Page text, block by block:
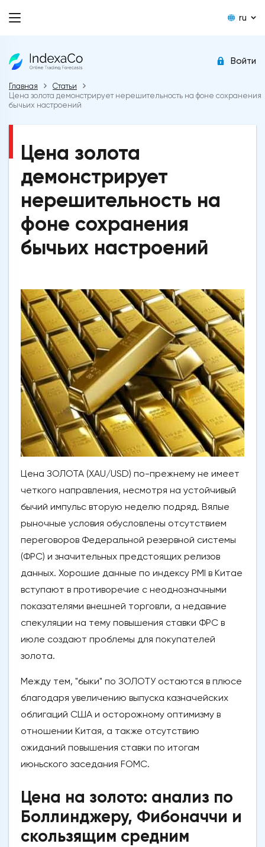
ru
Войти
Главная
Статьи
Цена золота демонстрирует нерешительность на фоне сохранения
бычьих настроений
Цена золота
демонстрирует
нерешительность на
фоне сохранения
бычьих настроений
Цена ЗОЛОТА (XAU/USD) по-прежнему не имеет
четкого направления, несмотря на устойчивый
бычий импульс вторую неделю подряд. Вялые
рыночные условия обусловлены отсутствием
переговоров Федеральной резервной системы
(ФРС) и значительных предстоящих релизов
данных. Хорошие данные по индексу PMI в Китае
вступают в противоречие с неоднозначными
показателями внешней торговли, а недавние
спекуляции на тему повышения ставки ФРС в
июле создают проблемы для покупателей
золота.
Между тем, "быки" по ЗОЛОТУ остаются в плюсе
благодаря увеличению выпуска казначейских
облигаций США и осторожному оптимизму в
отношении Китая, а также отсутствию
ожиданий повышения ставки по итогам
июньского заседания FOMC.
Цена на золото: анализ по
Боллинджеру, Фибоначчи и
скользящим средним